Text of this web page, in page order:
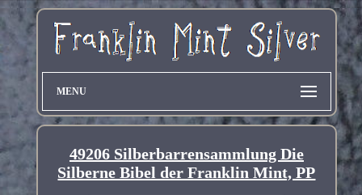
MENU
49206 Silberbarrensammlung Die
Silberne Bibel der Franklin Mint, PP